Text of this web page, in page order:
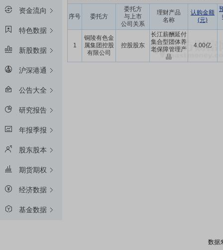
资金流向
特色数据
新股数据
沪深港通
公告大全
研究报告
年报季报
股东股本
期货期权
经济数据
基金数据
序号 委托方
委托方
与上市
公司关系
理财产品
名称
认购金额
(元)
1
铜陵有色金
属集团控股
有限公司
控股股东
长江薪酬延付
集合型团体养
老保障管理产
品
4.00亿
数据